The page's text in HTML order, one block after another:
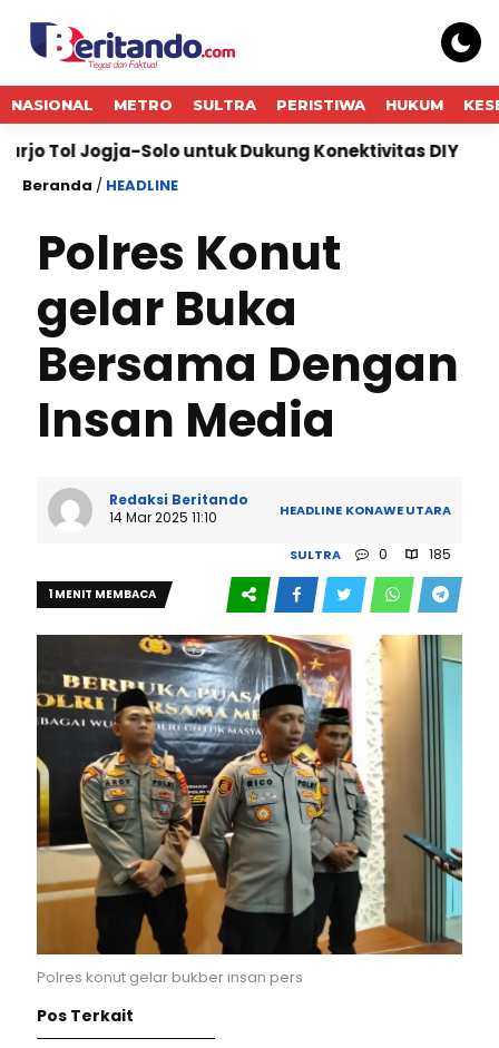
NASIONAL METRO SULTRA PERISTIWA HUKUM
Solo untuk Dukung Konektivitas DIY Bukti
Beranda / HEADLINE
Polres Konut
gelar Buka
Bersama Dengan
Insan Media
Redaksi Beritando
14 Mar 2025 11:10
HEADLINE KONAWE UTARA
SULTRA 0 185
1 MENIT MEMBACA
Polres konut gelar bukber insan pers
Pos Terkait